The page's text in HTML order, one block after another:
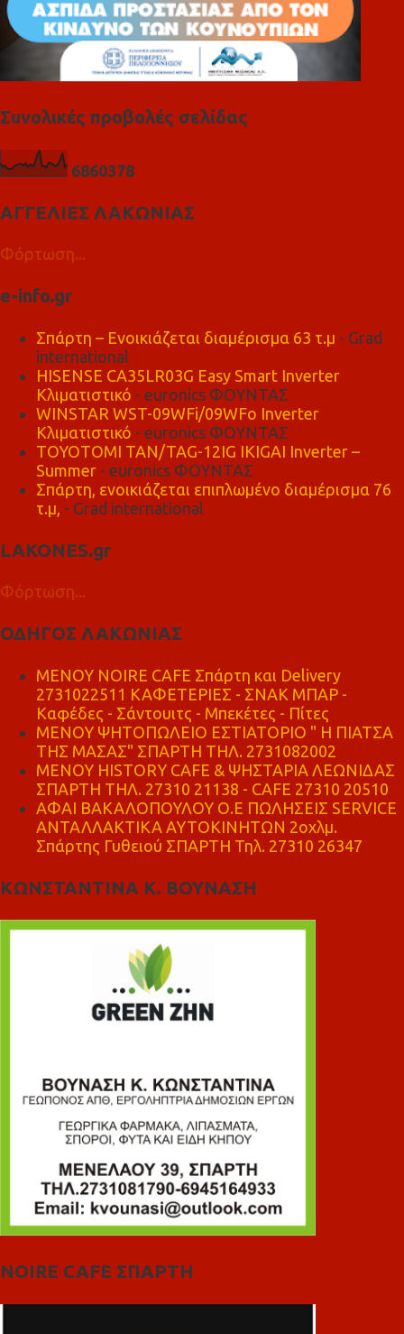
Συνολικές προβολές σελίδας
6860378
ΑΓΓΕΛΙΕΣ ΛΑΚΩΝΙΑΣ
Φόρτωση...
e-info.gr
Σπάρτη – Ενοικιάζεται διαμέρισμα 63 τ.μ - Grad
international
HISENSE CA35LR03G Easy Smart Inverter
Κλιματιστικό - euronics ΦΟΥΝΤΑΣ
WINSTAR WST-09WFi/09WFo Inverter
Κλιματιστικό - euronics ΦΟΥΝΤΑΣ
TOYOTOMI TAN/TAG-12IG IKIGAI Inverter –
Summer - euronics ΦΟΥΝΤΑΣ
Σπάρτη, ενοικιάζεται επιπλωμένο διαμέρισμα 76
τ.μ, - Grad international
LAKONES.gr
Φόρτωση...
ΟΔΗΓΟΣ ΛΑΚΩΝΙΑΣ
MENOY NOIRE CAFE Σπάρτη και Delivery
2731022511 ΚΑΦΕΤΕΡΙΕΣ - ΣΝΑΚ ΜΠΑΡ -
Καφέδες - Σάντουιτς - Μπεκέτες - Πίτες
ΜΕΝΟΥ ΨΗΤΟΠΩΛΕΙΟ ΕΣΤΙΑΤΟΡΙΟ " Η ΠΙΑΤΣΑ
ΤΗΣ ΜΑΣΑΣ" ΣΠΑΡΤΗ ΤΗΛ. 2731082002
ΜΕΝΟΥ HISTORY CAFE & ΨΗΣΤΑΡΙΑ ΛΕΩΝΙΔΑΣ
ΣΠΑΡΤΗ ΤΗΛ. 27310 21138 - CAFE 27310 20510
ΑΦΑΙ ΒΑΚΑΛΟΠΟΥΛΟΥ Ο.Ε ΠΩΛΗΣΕΙΣ SERVICE
ΑΝΤΑΛΛΑΚΤΙΚΑ ΑΥΤΟΚΙΝΗΤΩΝ 2οχλμ.
Σπάρτης Γυθειού ΣΠΑΡΤΗ Τηλ. 27310 26347
ΚΩΝΣΤΑΝΤΙΝΑ Κ. ΒΟΥΝΑΣΗ
NOIRE CAFE ΣΠΑΡΤΗ